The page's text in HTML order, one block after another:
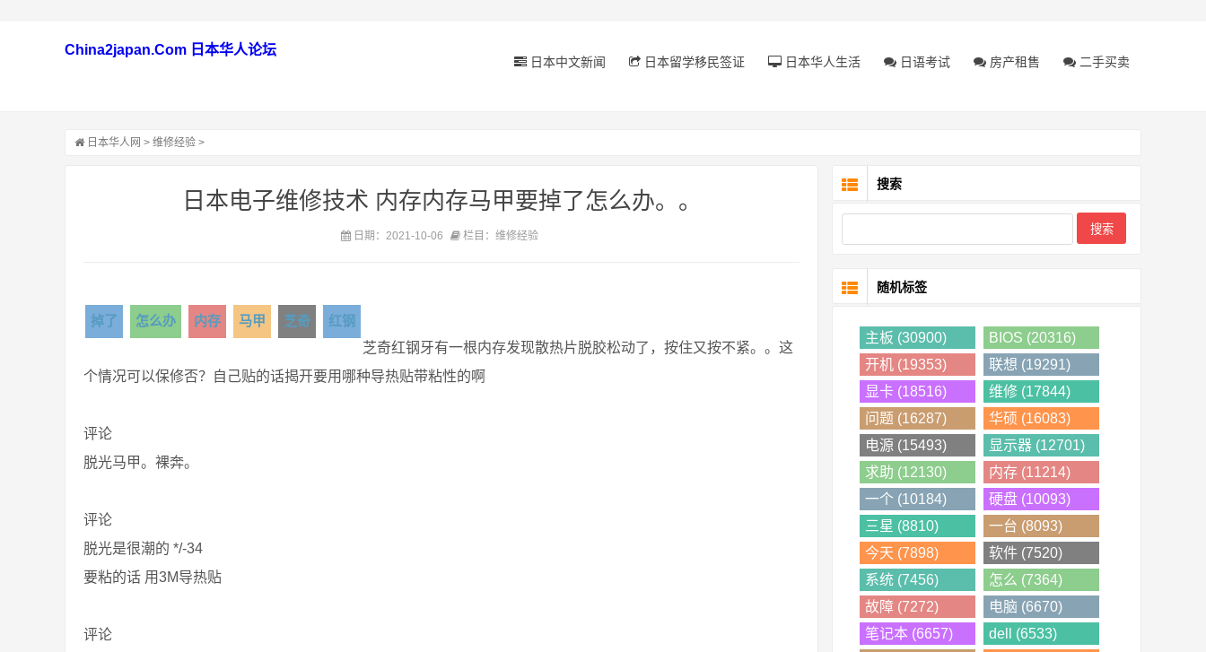
China2japan.Com 日本华人论坛
日本中文新闻 日本留学移民签证 日本华人生活 日语考试 房产租售 二手买卖
日本华人网 > 维修经验 >
日本电子维修技术 内存内存马甲要掉了怎么办。。
日期：2021-10-06 栏目：维修经验
掉了 怎么办 内存 马甲 芝奇
红钢
芝奇红钢牙有一根内存发现散热片脱胶松动了，按住又按不紧。。这
个情况可以保修否？自己贴的话揭开要用哪种导热贴带粘性的啊
评论
脱光马甲。裸奔。
评论
脱光是很潮的 */-34
要粘的话 用3M导热贴
评论
搜索
随机标签
主板 (30900)
BIOS (20316)
开机 (19353)
联想 (19291)
显卡 (18516)
维修 (17844)
问题 (16287)
华硕 (16083)
电源 (15493)
显示器 (12701)
求助 (12130)
内存 (11214)
一个 (10184)
硬盘 (10093)
三星 (8810)
一台 (8093)
今天 (7898)
软件 (7520)
系统 (7456)
怎么 (7364)
故障 (7272)
电脑 (6670)
笔记本 (6657)
dell (6533)